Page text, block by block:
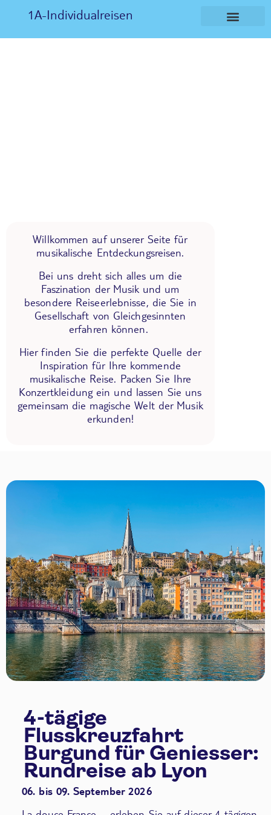
1A-Individualreisen
Willkommen auf unserer Seite für
musikalische Entdeckungsreisen.
Bei uns dreht sich alles um die
Faszination der Musik und um
besondere Reiseerlebnisse, die Sie in
Gesellschaft von Gleichgesinnten
erfahren können.
Hier finden Sie die perfekte Quelle der
Inspiration für Ihre kommende
musikalische Reise. Packen Sie Ihre
Konzertkleidung ein und lassen Sie uns
gemeinsam die magische Welt der Musik
erkunden!
4-tägige
Flusskreuzfahrt
Burgund für Geniesser:
Rundreise ab Lyon
06. bis 09. September 2026